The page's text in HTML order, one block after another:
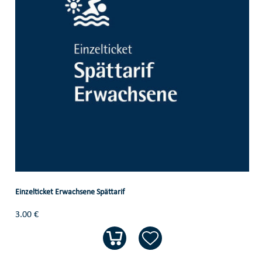
Einzelticket Erwachsene Spättarif
3.00 €